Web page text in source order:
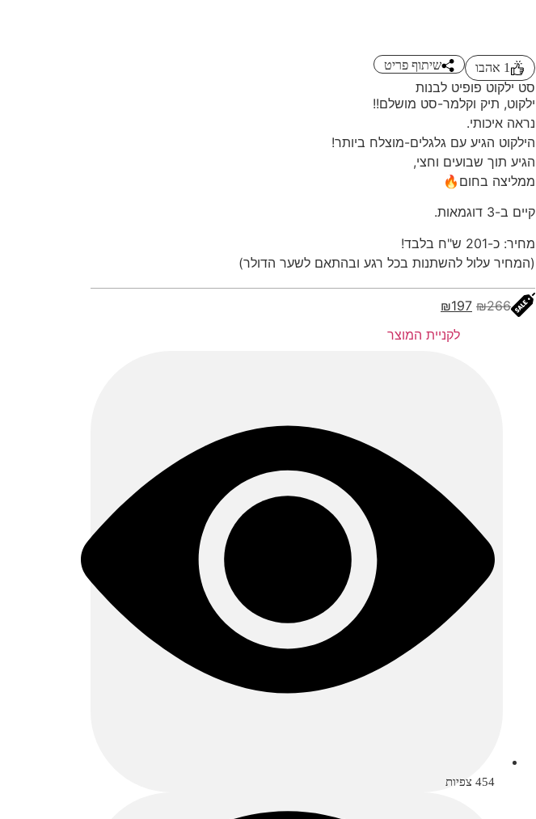
1 אהבו שיתוף פריט
סט ילקוט פופיט לבנות
ילקוט, תיק וקלמר-סט מושלם!!
נראה איכותי.
הילקוט הגיע עם גלגלים-מוצלח ביותר!
הגיע תוך שבועים וחצי,
ממליצה בחום🔥
קיים ב-3 דוגמאות.
מחיר: כ-201 ש"ח בלבד!
(המחיר עלול להשתנות בכל רגע ובהתאם לשער הדולר)
₪266
₪197
לקניית המוצר
454 צפיות